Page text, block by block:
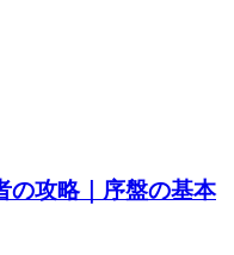
の攻略｜序盤の基本